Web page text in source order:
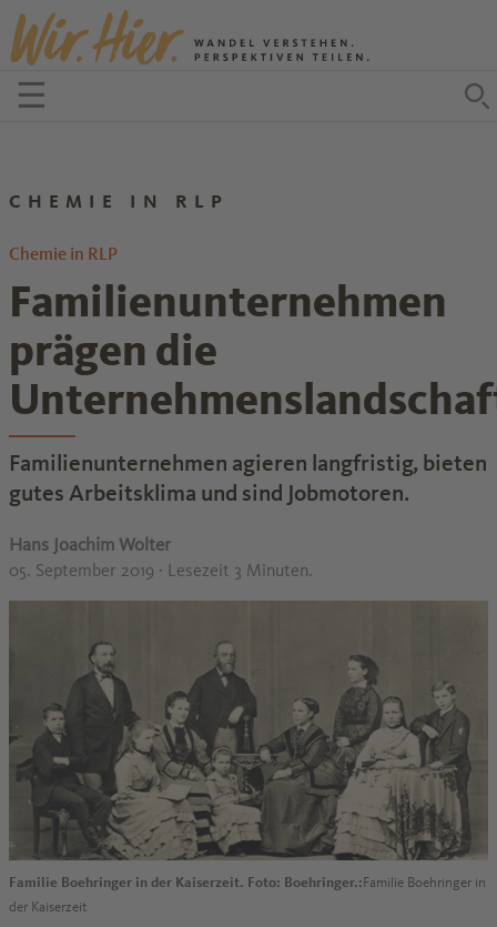
Zum Inhalt springen
☰Menü öffnen
CHEMIE IN RLP
Chemie in RLP
Familienunternehmen
prägen die
Familienunternehmen agieren langfristig, bieten
gutes Arbeitsklima und sind Jobmotoren.
Hans Joachim Wolter
05. September 2019 · Lesezeit 3 Minuten.
Familie Boehringer in der Kaiserzeit. Foto: Boehringer.:Familie Boehringer in
der Kaiserzeit